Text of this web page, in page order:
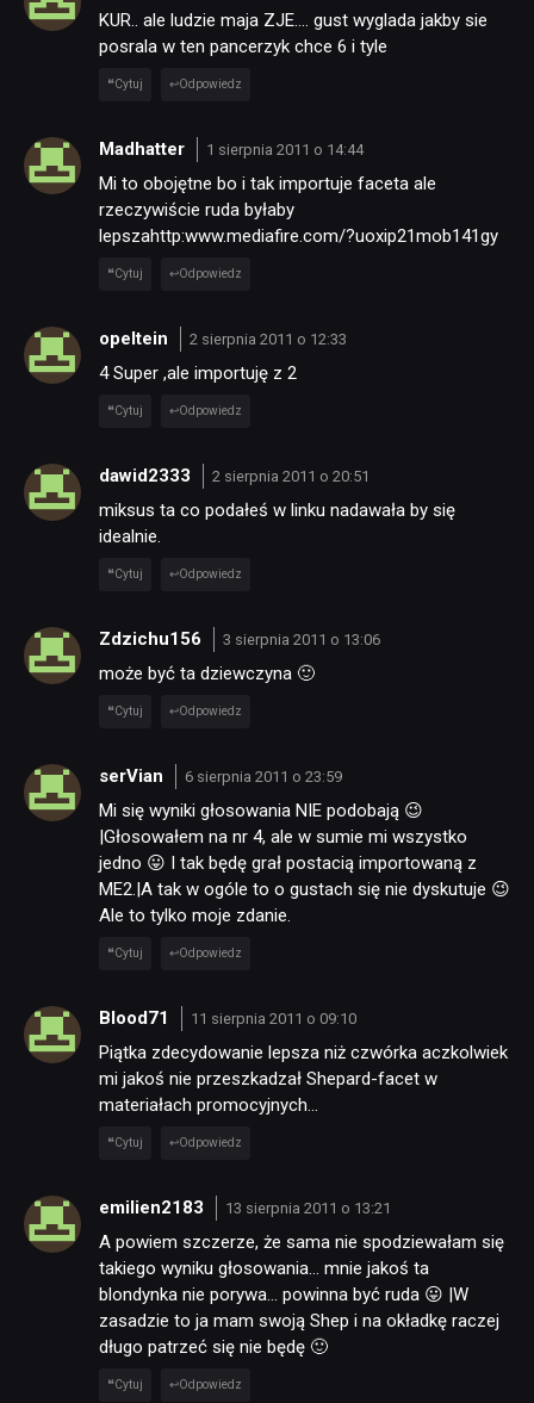
KUR.. ale ludzie maja ZJE…. gust wyglada jakby sie
posrala w ten pancerzyk chce 6 i tyle
Cytuj Odpowiedz
Madhatter 1 sierpnia 2011 o 14:44
Mi to obojętne bo i tak importuje faceta ale
rzeczywiście ruda byłaby
lepszahttp:www.mediafire.com/?uoxip21mob141gy
Cytuj Odpowiedz
opeltein 2 sierpnia 2011 o 12:33
4 Super ,ale importuję z 2
Cytuj Odpowiedz
dawid2333 2 sierpnia 2011 o 20:51
miksus ta co podałeś w linku nadawała by się
idealnie.
Cytuj Odpowiedz
Zdzichu156 3 sierpnia 2011 o 13:06
może być ta dziewczyna 🙂
Cytuj Odpowiedz
serVian 6 sierpnia 2011 o 23:59
Mi się wyniki głosowania NIE podobają 😉
|Głosowałem na nr 4, ale w sumie mi wszystko
jedno 😛 I tak będę grał postacią importowaną z
ME2.|A tak w ogóle to o gustach się nie dyskutuje 😉
Ale to tylko moje zdanie.
Cytuj Odpowiedz
Blood71 11 sierpnia 2011 o 09:10
Piątka zdecydowanie lepsza niż czwórka aczkolwiek
mi jakoś nie przeszkadzał Shepard-facet w
materiałach promocyjnych…
Cytuj Odpowiedz
emilien2183 13 sierpnia 2011 o 13:21
A powiem szczerze, że sama nie spodziewałam się
takiego wyniku głosowania… mnie jakoś ta
blondynka nie porywa… powinna być ruda 😛 |W
zasadzie to ja mam swoją Shep i na okładkę raczej
długo patrzeć się nie będę 🙂
Cytuj Odpowiedz